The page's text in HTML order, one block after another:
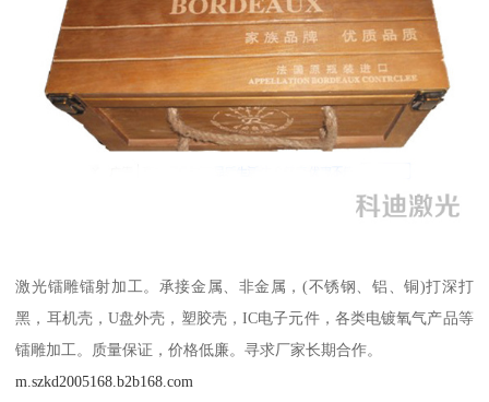
激光镭雕镭射加工。承接金属、非金属，(不锈钢、铝、铜)打深打
黑，耳机壳，U盘外壳，塑胶壳，IC电子元件，各类电镀氧气产品等
镭雕加工。质量保证，价格低廉。寻求厂家长期合作。
m.szkd2005168.b2b168.com